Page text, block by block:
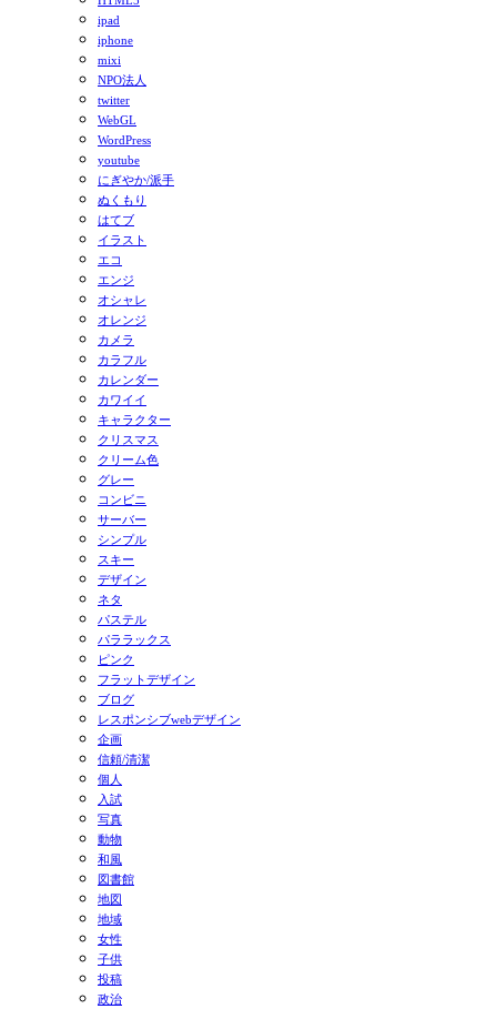
ipad
iphone
mixi
NPO法人
twitter
WebGL
WordPress
youtube
にぎやか/派手
ぬくもり
はてブ
イラスト
エコ
エンジ
オシャレ
オレンジ
カメラ
カラフル
カレンダー
カワイイ
キャラクター
クリスマス
クリーム色
グレー
コンビニ
サーバー
シンプル
スキー
デザイン
ネタ
パステル
パララックス
ピンク
フラットデザイン
ブログ
レスポンシブwebデザイン
企画
信頼/清潔
個人
入試
写真
動物
和風
図書館
地図
地域
女性
子供
投稿
政治